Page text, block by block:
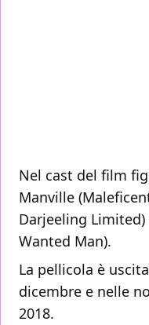
Nel cast del film
Manville
Darjeeling Limited)
Wanted Man).
La pellicola è
dicembre e nelle
2018.